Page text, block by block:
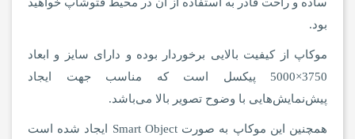
بود.
موکاپ از کیفیت بالایی برخوردار بوده و دارای سایز و ابعاد
3750×5000 پیکسل است که مناسب جهت ایجاد
پیش‌نمایش‌هایی با وضوح تصویر بالا می‌باشد.
همچنین این موکاپ به صورت Smart Object ایجاد شده است